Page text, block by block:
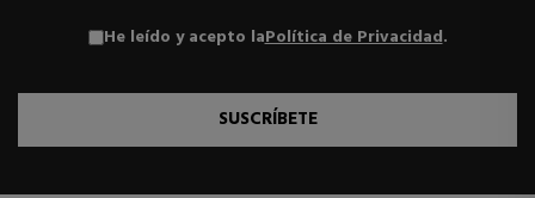
He leído y acepto laPolítica de Privacidad.
SUSCRÍBETE